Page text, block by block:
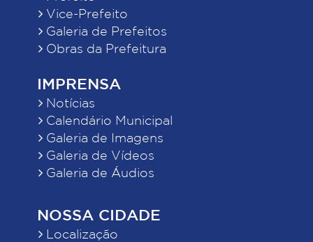
Vice-Prefeito
Galeria de Prefeitos
Obras da Prefeitura
IMPRENSA
Notícias
Calendário Municipal
Galeria de Imagens
Galeria de Vídeos
Galeria de Áudios
NOSSA CIDADE
Localização